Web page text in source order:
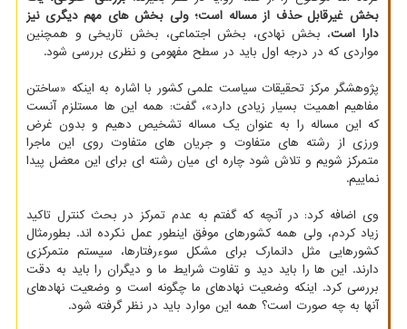
بخش غیرقابل حذف از مساله است؛ ولی بخش های مهم دیگری نیز
دارا است، بخش نهادی، بخش اجتماعی، بخش تاریخی و همچنین
مواردی که در درجه اول باید در سطح مفهومی و نظری بررسی شود.
پژوهشگر مرکز تحقیقات سیاست علمی کشور با اشاره به اینکه «ساختن
مفاهیم اهمیت بسیار زیادی دارد»، گفت: همه این ها مستلزم آنست
که این مساله را به عنوان یک مساله تشخیص دهیم و بدون غرض
ورزی از رشته های متفاوت و جریان های متفاوت روی این ماجرا
متمرکز شویم و تلاش شود چاره ای میان رشته ای برای این معضل پیدا
نماییم.
وی اضافه کرد: در آنچه که گفتم به عدم تمرکز در بحث کنترل تاکید
زیاد کردم، ولی همه کشورهای موفق اینطور عمل نکرده اند. بطورمثال
کشورهایی مثل دانمارک برای مشکل سوءرفتارها، سیستم متمرکزی
دارند. این ها را باید دید و تفاوت شرایط ما و دیگران را باید به دقت
بررسی کرد. اینکه وضعیت نهادهای ما چگونه است و وضعیت نهادهای
آنها به چه صورت است؟ همه این موارد باید در نظر گرفته شود.